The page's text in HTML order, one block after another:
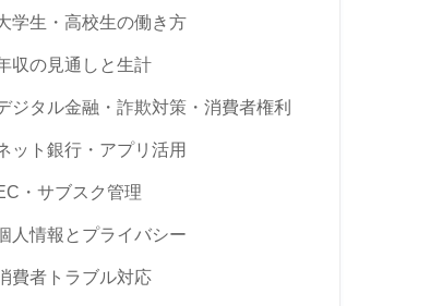
学生・高校生の働き方
収の見通しと生計
ジタル金融・詐欺対策・消費者権利
ット銀行・アプリ活用
・サブスク管理
人情報とプライバシー
費者トラブル対応